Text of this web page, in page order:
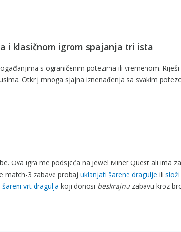
i klasičnom igrom spajanja tri ista
s ograničenim potezima ili vremenom. Riješi
Otkrij mnoga sjajna iznenađenja sa svakim
Ova igra me podsjeća na Jewel Miner Quest ali ima
match-3 zabave probaj uklanjati šarene dragulje ili složi
šareni vrt dragulja koji donosi beskrajnu zabavu kroz